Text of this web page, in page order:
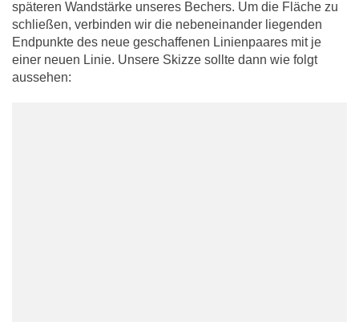
späteren Wandstärke unseres Bechers. Um die Fläche zu
schließen, verbinden wir die nebeneinander liegenden
Endpunkte des neue geschaffenen Linienpaares mit je
einer neuen Linie. Unsere Skizze sollte dann wie folgt
aussehen: